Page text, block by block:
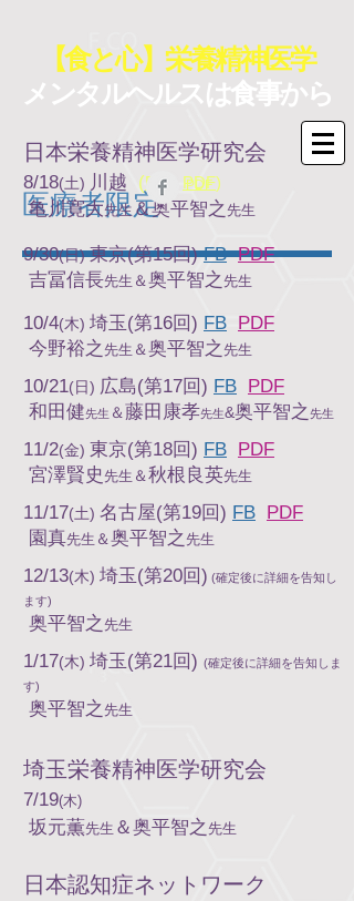
【食と心】栄養精神医学
メンタルヘルスは食事から
​医療者限定
日本栄養精神医学研究会
8/18(土) 川越 (FB・ PDF)
亀川寛大先生 ＆奥平智之先生
9/30(日)東京(第15回)FB PDF
吉冨信長先生 ＆奥平智之先生
10/4(木) 埼玉(第16回) FB PDF
今野裕之先生 ＆奥平智之先生
10/21(日) 広島(第17回) FB PDF
和田健先生 ＆藤田康孝先生&奥平智之先生
11/2(金) 東京(第18回) FB PDF
宮澤賢史先生 ＆秋根良英先生
11/17(土) 名古屋(第19回) FB PDF
園真先生 ＆奥平智之先生
12/13(木) 埼玉(第20回) (確定後に詳細を告知し
ます)
奥平智之先生
1/17(木) 埼玉(第21回) (確定後に詳細を告知しま
す)
奥平智之先生
​埼玉栄養精神医学研究会
7/19(木)
坂元薫先生 ＆奥平智之先生
日本認知症ネットワーク
PDF